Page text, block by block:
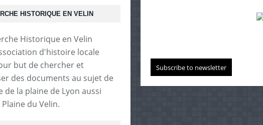
Subscribe to newsletter
HISTORIQUE EN VELIN
d'histoire locale
but de chercher et
des documents au sujet de
de la plaine de Lyon aussi
du Velin.